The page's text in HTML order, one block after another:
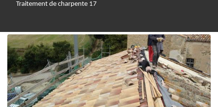
Traitement de charpente 17